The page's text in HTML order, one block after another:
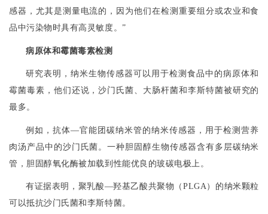
感器，尤其是测量电流的，因为他们在检测重要组分或农业和食
品中污染物时具有高灵敏度。”
病原体和霉菌毒素检测
研究表明，纳米生物传感器可以用于检测食品中的病原体和
霉菌毒素，他们还说，沙门氏菌、大肠杆菌和李斯特菌被研究的
最多。
例如，抗体—官能团碳纳米管的纳米传感器，用于检测营养
肉汤产品中的沙门氏菌。一种胆固醇生物传感器含有多层碳纳米
管，胆固醇氧化酶被加载到性能优良的玻碳电极上。
有证据表明，聚乳酸—羟基乙酸共聚物（PLGA ）的纳米颗粒
可以抵抗沙门氏菌和李斯特菌。